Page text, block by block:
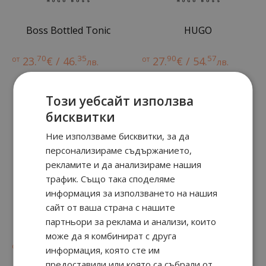
Boss Bottled Tonic
от 23.70€ / 46.35лв.
HUGO
от 27.90€ / 54.57лв.
HUGO
от € / 54. лв.
SELECTION
28.
Този уебсайт използва
бисквитки
Ние използваме бисквитки, за да
персонализираме съдържанието,
рекламите и да анализираме нашия
трафик. Също така споделяме
информация за използването на нашия
сайт от ваша страна с нашите
партньори за реклама и анализи, които
може да я комбинират с друга
информация, която сте им